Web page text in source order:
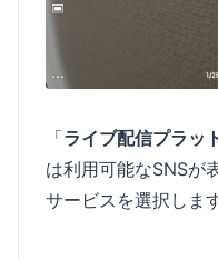
「ライブ配信プラッ
は利用可能なSNSが
サービスを選択します